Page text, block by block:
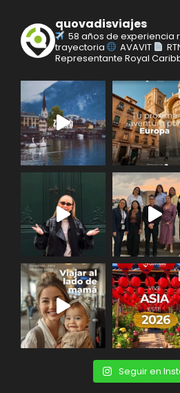
quovadisviajes
58 años de experiencia
trayectoria
AVAVIT
Representante Royal
Seguir en